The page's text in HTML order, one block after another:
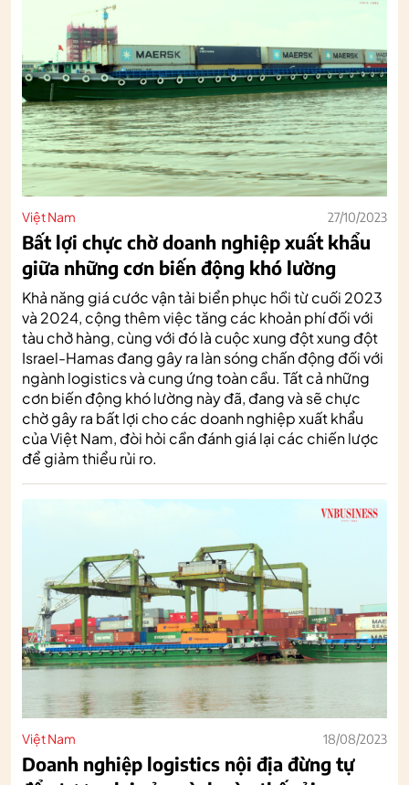
Việt Nam 27/10/2023
Bất lợi chực chờ doanh nghiệp xuất khẩu
giữa những cơn biến động khó lường
Khả năng giá cước vận tải biển phục hồi từ cuối 2023
và 2024, cộng thêm việc tăng các khoản phí đối với
tàu chở hàng, cùng với đó là cuộc xung đột xung đột
Israel-Hamas đang gây ra làn sóng chấn động đối với
ngành logistics và cung ứng toàn cầu. Tất cả những
cơn biến động khó lường này đã, đang và sẽ chực
chờ gây ra bất lợi cho các doanh nghiệp xuất khẩu
của Việt Nam, đòi hỏi cần đánh giá lại các chiến lược
để giảm thiểu rủi ro.
Việt Nam 18/08/2023
Doanh nghiệp logistics nội địa đừng tự